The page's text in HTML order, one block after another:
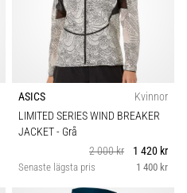
ASICS
Kvinnor
LIMITED SERIES WIND BREAKER
JACKET- Grå
2 000 kr
1 420 kr
Senaste lägsta pris 1 400 kr